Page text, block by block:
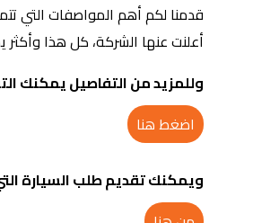
قدمنا لكم أهم المواصفات التي
أعلنت عنها الشركة، كل هذا وأكثر
وللمزيد من التفاصيل يمكنك
اضغط هنا
ويمكنك تقديم طلب السيارة